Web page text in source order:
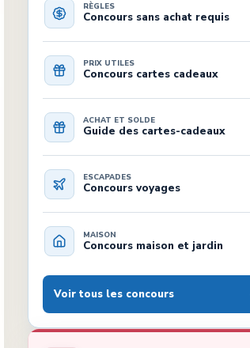
RÈGLES
Concours sans achat requis
PRIX UTILES
Concours cartes cadeaux
ACHAT ET SOLDE
Guide des cartes-cadeaux
ESCAPADES
Concours voyages
MAISON
Concours maison et jardin
Voir tous les concours